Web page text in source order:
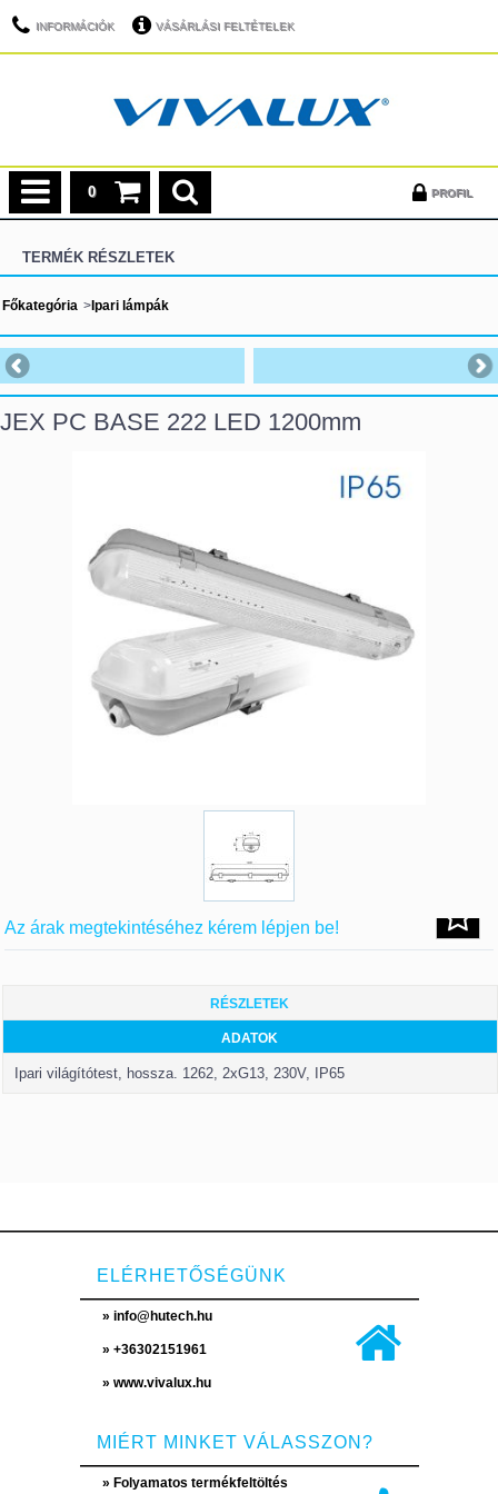
INFORMÁCIÓK VÁSÁRLÁSI FELTÉTELEK
0 PROFIL
TERMÉK RÉSZLETEK
Főkategória > Ipari lámpák
JEX PC BASE 222 LED 1200mm
Az árak megtekintéséhez kérem lépjen be!
RÉSZLETEK
ADATOK
Ipari világítótest, hossza. 1262, 2хG13, 230V, IP65
ELÉRHETŐSÉGÜNK
» info@hutech.hu
» +36302151961
» www.vivalux.hu
MIÉRT MINKET VÁLASSZON?
» Folyamatos termékfeltöltés